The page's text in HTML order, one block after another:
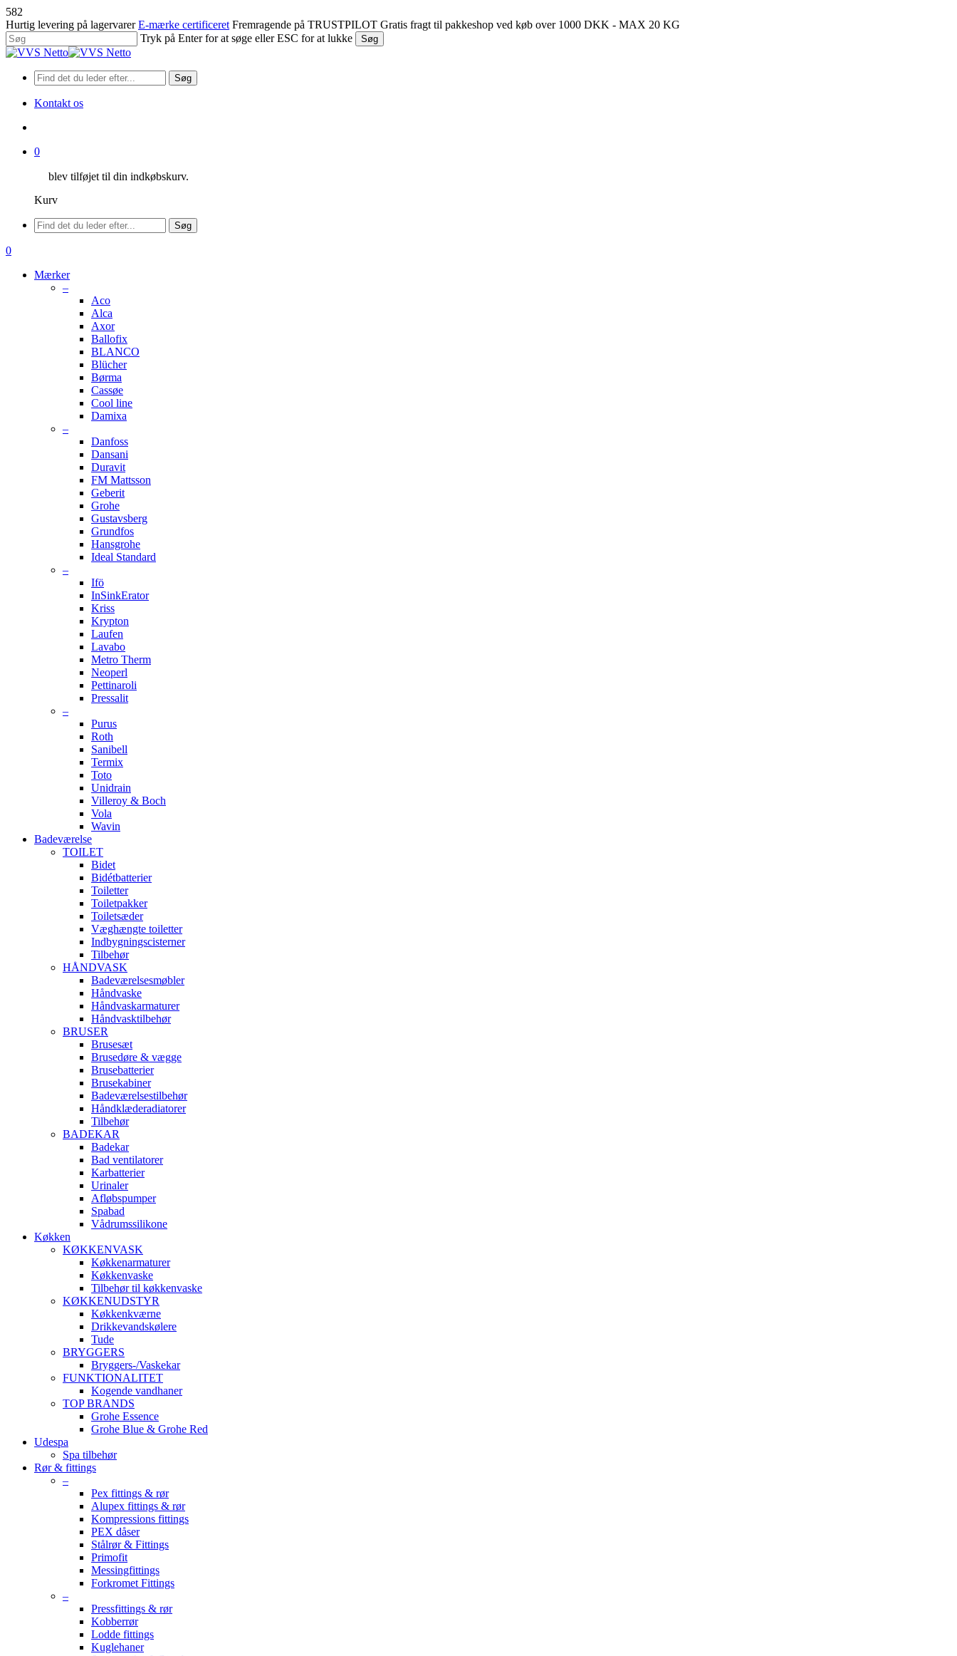
582
til
hovedindhold
Hurtig levering på lagervarer E-mærke certificeret Fremragende på TRUSTPILOT Gratis fragt til pakkeshop ved køb over 1000 DKK - MAX 20 KG
Tryk på Enter for at søge eller ESC for at lukke
Søg
Luk
Søg
Kontakt os
0
blev tilføjet til din indkøbskurv.
Kurv
Menu
Søg
søge
0
Mærker
–
Aco
Alca
Axor
Ballofix
BLANCO
Blücher
Børma
Cassøe
Cool line
Damixa
–
Danfoss
Dansani
Duravit
FM Mattsson
Geberit
Grohe
Gustavsberg
Grundfos
Hansgrohe
Ideal Standard
–
Ifö
InSinkErator
Kriss
Krypton
Laufen
Lavabo
Metro Therm
Neoperl
Pettinaroli
Pressalit
–
Purus
Roth
Sanibell
Termix
Toto
Unidrain
Villeroy & Boch
Vola
Wavin
Badeværelse
TOILET
Bidet
Bidétbatterier
Toiletter
Toiletpakker
Toiletsæder
Væghængte toiletter
Indbygningscisterner
Tilbehør
HÅNDVASK
Badeværelsesmøbler
Håndvaske
Håndvaskarmaturer
Håndvasktilbehør
BRUSER
Brusesæt
Brusedøre & vægge
Brusebatterier
Brusekabiner
Badeværelsestilbehør
Håndklæderadiatorer
Tilbehør
BADEKAR
Badekar
Bad ventilatorer
Karbatterier
Urinaler
Afløbspumper
Spabad
Vådrumssilikone
Køkken
KØKKENVASK
Køkkenarmaturer
Køkkenvaske
Tilbehør til køkkenvaske
KØKKENUDSTYR
Køkkenkværne
Drikkevandskølere
Tude
BRYGGERS
Bryggers-/Vaskekar
FUNKTIONALITET
Kogende vandhaner
TOP BRANDS
Grohe Essence
Grohe Blue & Grohe Red
Udespa
Spa tilbehør
Rør & fittings
–
Pex fittings & rør
Alupex fittings & rør
Kompressions fittings
PEX dåser
Stålrør & Fittings
Primofit
Messingfittings
Forkromet Fittings
–
Pressfittings & rør
Kobberrør
Lodde fittings
Kuglehaner